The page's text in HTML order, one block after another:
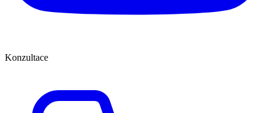
Konzultace